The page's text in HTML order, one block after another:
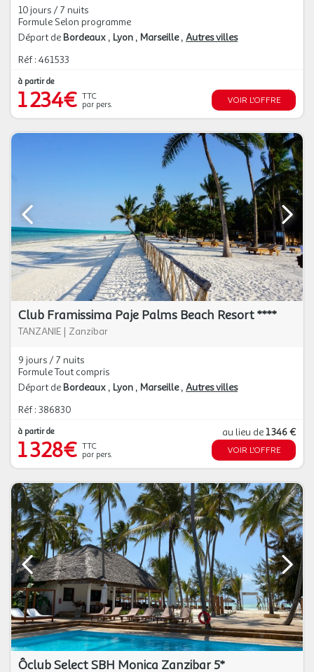
10 jours / 7 nuits
Formule Selon programme
Départ de Bordeaux Lyon Marseille Autres villes
Réf : 461533
à partir de
1 234€ TTC
par pers.
VOIR L'OFFRE
Club Framissima Paje Palms Beach Resort ****
TANZANIE | Zanzibar
9 jours / 7 nuits
Formule Tout compris
Départ de Bordeaux Lyon Marseille Autres villes
Réf : 386830
à partir de
1 328€ TTC
par pers.
au lieu de1 346 €
VOIR L'OFFRE
Ôclub Select SBH Monica Zanzibar 5*